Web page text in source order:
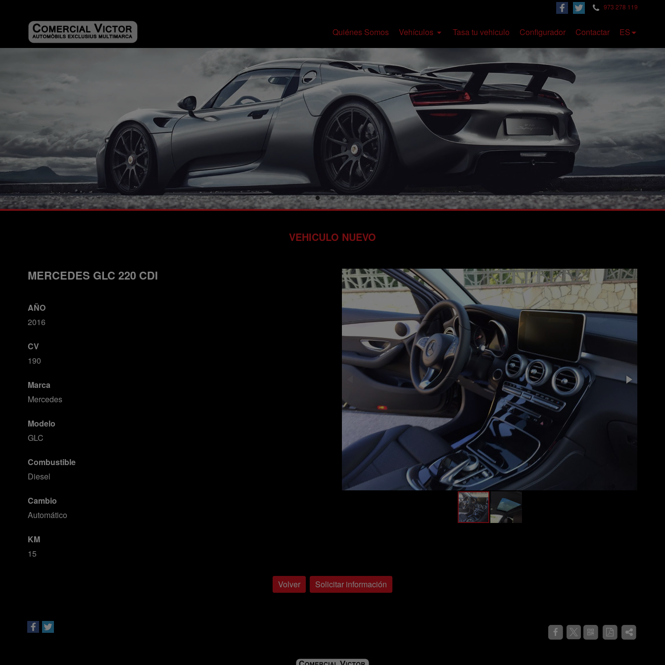
973 278 119
Quiénes Somos Vehículos Tasa tu vehiculo Configurador Contactar ES
VEHICULO NUEVO
MERCEDES GLC 220 CDI
AÑO
2016
CV
190
Marca
Mercedes
Modelo
GLC
Combustible
Diesel
Cambio
Automático
KM
15
Volver Solicitar información